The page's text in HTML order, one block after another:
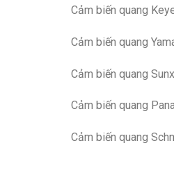
Cảm biến quang
Cảm biến quang
Cảm biến quang
Cảm biến quang
Cảm biến quang